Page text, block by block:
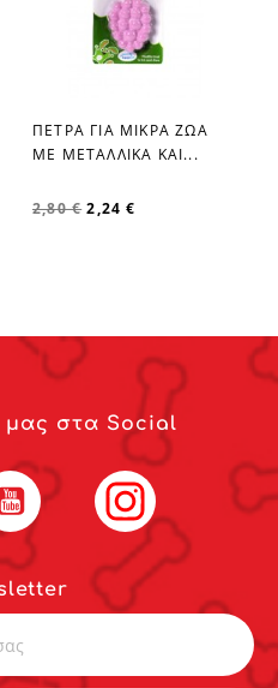
favorite_border
ΠΕΤΡΑ ΓΙΑ ΜΙΚΡΑ ΖΩΑ
ΜΕ ΜΕΤΑΛΛΙΚΑ ΚΑΙ...
2,80 € 2,24 €
μας στα Social
YouTube Instagram